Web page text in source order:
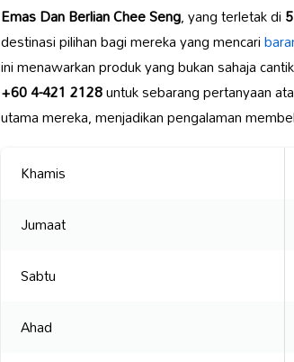
Emas Dan Berlian Chee Seng, yang terletak di
destinasi pilihan bagi mereka yang mencari
ini menawarkan produk yang bukan sahaja
+60 4-421 2128untuk sebarang pertanyaan
utama mereka, menjadikan pengalaman
Khamis
Jumaat
Sabtu
Ahad